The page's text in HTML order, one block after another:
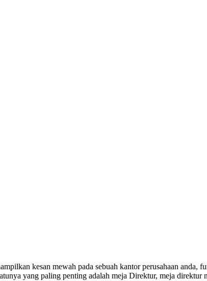
kesan mewah pada sebuah kantor perusahaan anda,
yang paling penting adalah meja Direktur, meja